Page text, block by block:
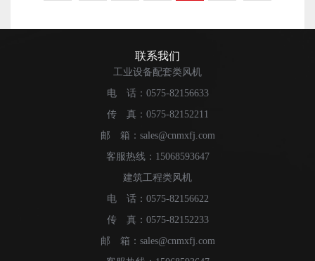
纱车间是恒温车间，需要风机进行温度的调节。 总体
来看，蒸发式冷凝器风机拥有较为广泛的使用群体，的确
有着其它产品无可比拟的优势。
处于一个平稳的阶段，但是根据相关数据的分析，风机每
机的生产企业开始增多，导致风机的直接销量下降，这是
一个行业内必然会出现的现象。 2：销量分布不均匀
不论是从地域的分布来看，还是从季节的分布来看，
各类风机的销量分布差距比较大，从整体的市场来分析，
东部的销售数量要大于西部，上半年的销售量要大于下半
是和用户联系在一起的。 3：产品销售难度变大
有很多的冷却塔风机厂家的产品售价已经有一段时间没有
进行调整了，即使各类原材料和人工成本在不断的进行增
加，始终没有进行价格调整，主要则是随着风机饱和程度
家不敢贸然的进行价格调整。
相关的除尘装置。 4：蒸发式冷凝器风机的使用要求
值。 蒸发式冷凝器风机无法启动的原因分析 1：
电源断相 当通过的电流出现阻隔和断流的情况，蒸发
式冷凝器风机的电机就不能正常接收到电，自然是不能启
动。检查外面和内部的连接线有无出现缺相和断流的情
况，排除这个故障即可。 2：电机超负荷 当蒸发
参数选择不正确的时候，就会导致电机出现过载的情况，
管网的阻力会进一步的增加。蒸发式冷凝器风机就没有办
法正常的启动。 3：轴承的损坏 电机的轴承本身
损坏，配合的间隙变小，或者说间隙的要求不符合使用的
转动就会有一定的困难，这样就导致轴承变形，电机本身
差，蒸发式冷凝器风机的电线很容易被老鼠咬坏，通常我
们要求经常检查电线连接，不得在机组连接线上重压，拉
伸，甚至是不按照说明书擅自更改控制线。相关改装要符
仅要注意环境，还要注意一些细节，不得使用不正确的保
险丝或者其他金属代替原有的保险丝，以免发生故障，最
好是同品牌的保险丝。 运行中，切勿私自拆开一些零
部件，包括蒸发器，顶盖等。其实蒸发式冷凝器风机的使
中，应该严格遵守相关使用说明。 蒸发式冷凝器风机
是一种具有降温换气防尘于一体的风机，它在企业车间，
商业场所，公共场所得到广泛的使用，为什么大家都会选
择蒸发式冷凝器风机呢？ 第一个优点，它的成本低，
联系我们
工业设备配套类风机
电 话：0575-82156633
传 真：0575-82152211
邮 箱：sales@cnmxfj.com
客服热线：15068593647
建筑工程类风机
电 话：0575-82156622
传 真：0575-82152233
邮 箱：sales@cnmxfj.com